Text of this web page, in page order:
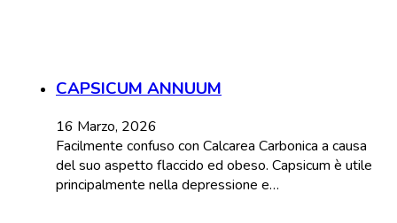
CAPSICUM ANNUUM
16 Marzo, 2026
Facilmente confuso con Calcarea Carbonica a causa
del suo aspetto flaccido ed obeso. Capsicum è utile
principalmente nella depressione e…